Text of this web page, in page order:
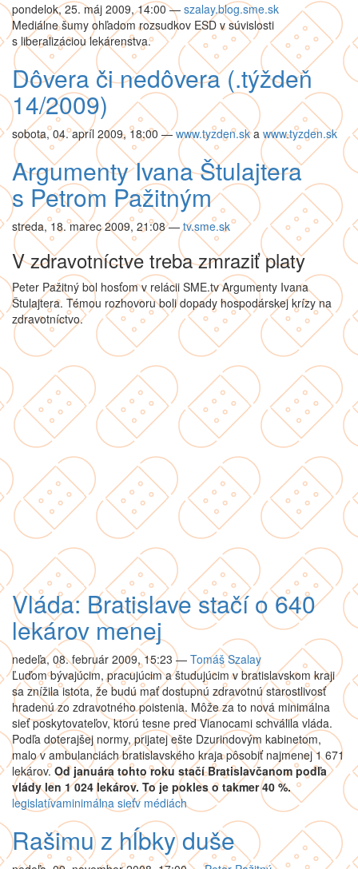
pondelok, 25. máj 2009, 14:00 — szalay.blog.sme.sk
Mediálne šumy ohľadom rozsudkov ESD v súvislosti
s liberalizáciou lekárenstva.
Dôvera či nedôvera (.týždeň
14/2009)
sobota, 04. apríl 2009, 18:00 — www.tyzden.ska www.tyzden.sk
Argumenty Ivana Štulajtera
s Petrom Pažitným
streda, 18. marec 2009, 21:08 — tv.sme.sk
V zdravotníctve treba zmraziť platy
Peter Pažitný bol hosťom v relácii SME.tv Argumenty Ivana
Štulajtera. Témou rozhovoru boli dopady hospodárskej krízy na
zdravotníctvo.
Vláda: Bratislave stačí o 640
lekárov menej
nedeľa, 08. február 2009, 15:23 — Tomáš Szalay
Ľuďom bývajúcim, pracujúcim a študujúcim v bratislavskom kraji
sa znížila istota, že budú mať dostupnú zdravotnú starostlivosť
hradenú zo zdravotného poistenia. Môže za to nová minimálna
sieť poskytovateľov, ktorú tesne pred Vianocami schválila vláda.
Podľa doterajšej normy, prijatej ešte Dzurindovým kabinetom,
malo v ambulanciách bratislavského kraja pôsobiť najmenej 1 671
lekárov.Od januára tohto roku stačí Bratislavčanom podľa
vlády len 1 024 lekárov. To je pokles o takmer 40 %.
legislatívaminimálna sieťv médiách
Rašimu z hĺbky duše